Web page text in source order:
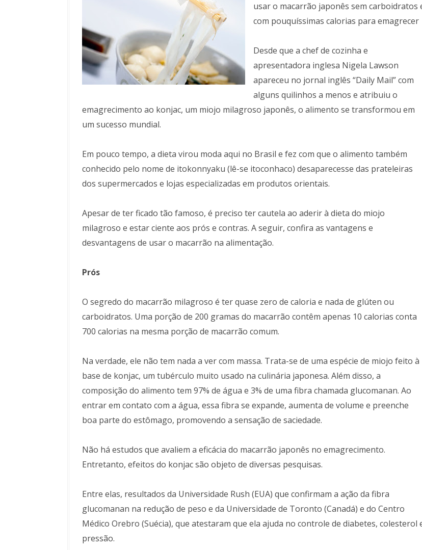
usar o macarrão japonês sem carboidratos
com pouquíssimas calorias para emagrecer
Desde que a chef de cozinha e
apresentadora inglesa Nigela Lawson
apareceu no jornal inglês “Daily Mail” com
alguns quilinhos a menos e atribuiu o
emagrecimento ao konjac, um miojo milagroso japonês, o alimento se transformou em
um sucesso mundial.
Em pouco tempo, a dieta virou moda aqui no Brasil e fez com que o alimento também
conhecido pelo nome de itokonnyaku (lê-se itoconhaco) desaparecesse das prateleiras
dos supermercados e lojas especializadas em produtos orientais.
Apesar de ter ficado tão famoso, é preciso ter cautela ao aderir à dieta do miojo
milagroso e estar ciente aos prós e contras. A seguir, confira as vantagens e
desvantagens de usar o macarrão na alimentação.
Prós
O segredo do macarrão milagroso é ter quase zero de caloria e nada de glúten ou
carboidratos. Uma porção de 200 gramas do macarrão contêm apenas 10 calorias conta
700 calorias na mesma porção de macarrão comum.
Na verdade, ele não tem nada a ver com massa. Trata-se de uma espécie de miojo feito à
base de konjac, um tubérculo muito usado na culinária japonesa. Além disso, a
composição do alimento tem 97% de água e 3% de uma fibra chamada glucomanan. Ao
entrar em contato com a água, essa fibra se expande, aumenta de volume e preenche
boa parte do estômago, promovendo a sensação de saciedade.
Não há estudos que avaliem a eficácia do macarrão japonês no emagrecimento.
Entretanto, efeitos do konjac são objeto de diversas pesquisas.
Entre elas, resultados da Universidade Rush (EUA) que confirmam a ação da fibra
glucomanan na redução de peso e da Universidade de Toronto (Canadá) e do Centro
Médico Orebro (Suécia), que atestaram que ela ajuda no controle de diabetes, colesterol
pressão.